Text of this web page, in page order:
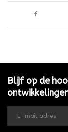
Blijf op de